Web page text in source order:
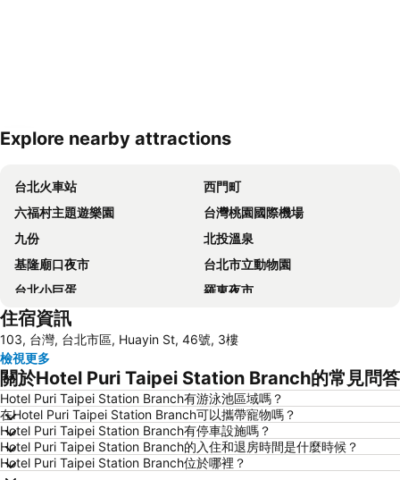
展開地圖
Explore nearby attractions
台北火車站
西門町
六福村主題遊樂園
台灣桃園國際機場
九份
北投溫泉
基隆廟口夜市
台北市立動物園
台北小巨蛋
羅東夜市
Taipei 101
士林夜市
宜蘭烏石港
拉拉山
淡水老街
烏來溫泉
饒河街觀光夜市
中壢車站
景美捷運站
桃園火車站
礁溪車站
捷運圓山站
桃園機場
住宿資訊
103, 台灣, 台北市區, Huayin St, 46號, 3樓
檢視更多
關於Hotel Puri Taipei Station Branch的常見問答
Hotel Puri Taipei Station Branch有游泳池區域嗎？
在Hotel Puri Taipei Station Branch可以攜帶寵物嗎？
Hotel Puri Taipei Station Branch有停車設施嗎？
Hotel Puri Taipei Station Branch的入住和退房時間是什麼時候？
Hotel Puri Taipei Station Branch位於哪裡？